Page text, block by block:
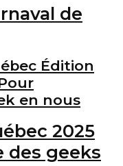
Édition
en nous